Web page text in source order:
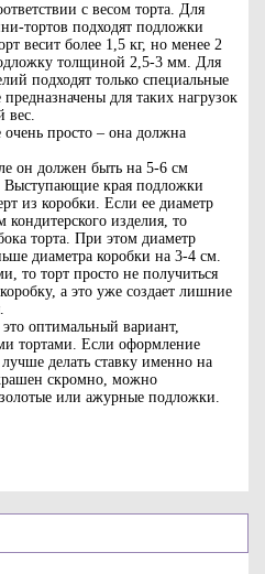
с весом торта. Для
тортов подходят подложки
весит более 1,5 кг, но менее 2
толщиной 2,5-3 мм. Для
подходят только специальные
для таких нагрузок
вес.
просто – она должна
он должен быть на 5-6 см
Выступающие края подложки
из коробки. Если ее диаметр
кондитерского изделия, то
торта. При этом диаметр
диаметра коробки на 3-4 см.
то торт просто не получиться
а это уже создает лишние
оптимальный вариант,
тортами. Если оформление
делать ставку именно на
скромно, можно
золотые или ажурные подложки.